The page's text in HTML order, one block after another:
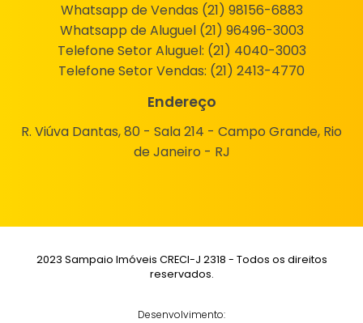
Whatsapp de Vendas (21) 98156-6883
Whatsapp de Aluguel (21) 96496-3003
Telefone Setor Aluguel: (21) 4040-3003
Telefone Setor Vendas: (21) 2413-4770
Endereço
R. Viúva Dantas, 80 - Sala 214 - Campo Grande, Rio
de Janeiro - RJ
2023 Sampaio Imóveis CRECI-J 2318 - Todos os direitos
reservados.
Desenvolvimento: